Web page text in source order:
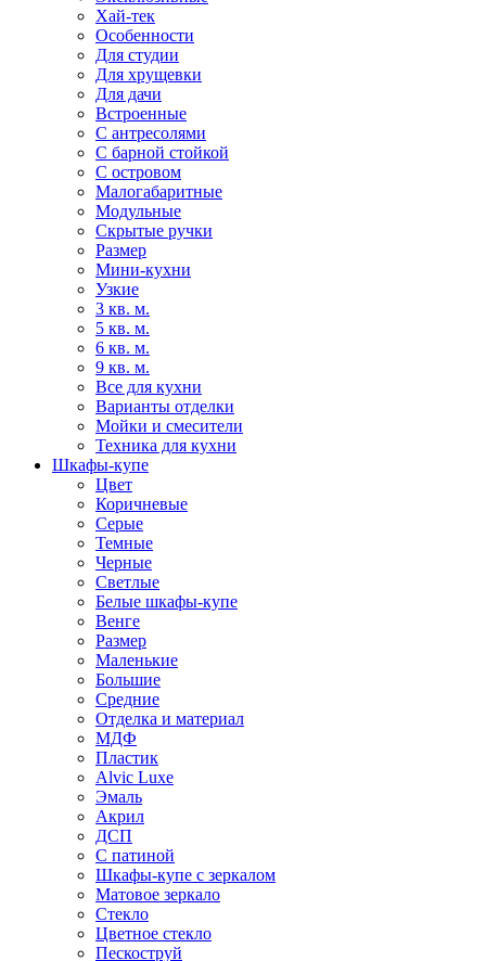
Хай-тек
Особенности
Для студии
Для хрущевки
Для дачи
Встроенные
С антресолями
С барной стойкой
С островом
Малогабаритные
Модульные
Скрытые ручки
Размер
Мини-кухни
Узкие
3 кв. м.
5 кв. м.
6 кв. м.
9 кв. м.
Все для кухни
Варианты отделки
Мойки и смесители
Техника для кухни
Шкафы-купе
Цвет
Коричневые
Серые
Темные
Черные
Светлые
Белые шкафы-купе
Венге
Размер
Маленькие
Большие
Средние
Отделка и материал
МДФ
Пластик
Alvic Luxe
Эмаль
Акрил
ДСП
С патиной
Шкафы-купе с зеркалом
Матовое зеркало
Стекло
Цветное стекло
Пескоструй